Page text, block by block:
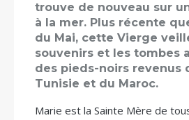
trouve de nouveau sur
à la mer. Plus récente
du Mai, cette Vierge
souvenirs et les tombes
des pieds-noirs revenus
Tunisie et du Maroc.
Marie est la Sainte Mère de